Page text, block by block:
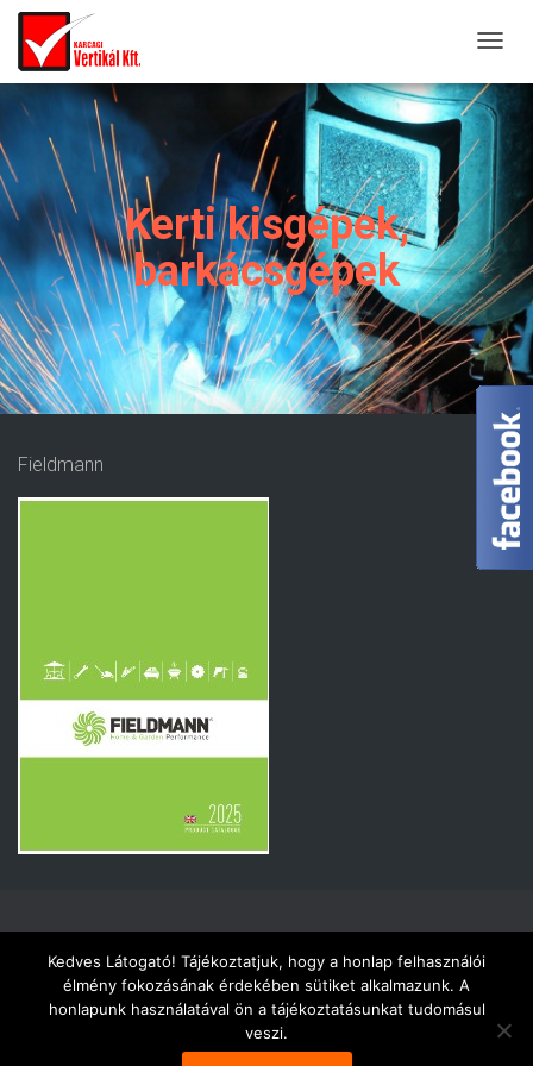
O
G
L
E
N
A
V
I
G
A
T
I
N
Kerti kisgépek,
barkácsgépek
Fieldmann
AKCIÓ – ÚJDONSÁGOK! CÉGÜNKRŐL KÍNÁLATUNK
SZOLGÁLTATÁSAINK KATALÓGUSOK KAPCSOLAT
Kedves Látogató! Tájékoztatjuk, hogy a honlap felhasználói
élmény fokozásának érdekében sütiket alkalmazunk. A
honlapunk használatával ön a tájékoztatásunkat tudomásul
veszi.